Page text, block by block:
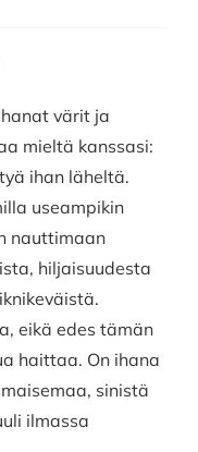
värit ja
mieltä kanssasi:
ihan läheltä.
useampikin
nauttimaan
hiljaisuudesta
eikä edes tämän
haittaa. On ihana
sinistä
ilmassa